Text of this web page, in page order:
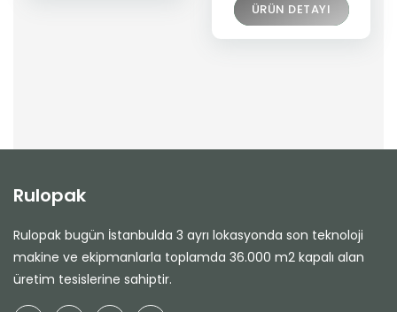
ÜRÜN DETAYI
Rulopak
Rulopak bugün İstanbulda 3 ayrı lokasyonda son teknoloji
makine ve ekipmanlarla toplamda 36.000 m2 kapalı alan
üretim tesislerine sahiptir.